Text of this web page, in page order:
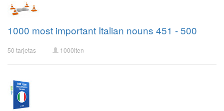
1000 most important Italian nouns 451 - 500
50 tarjetas 1000iten